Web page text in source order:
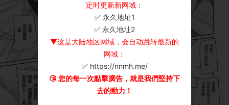
定时更新新网域：
✅ 永久地址1
✅ 永久地址2
▼这是大陆地区网域，会自动跳转最新的
网域：
✅ https://nnmh.me/
😘 您的每一次點擊廣告，就是我們堅持下
去的動力！